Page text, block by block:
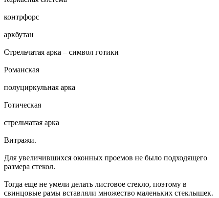
контрфорс
аркбутан
Стрельчатая арка – символ готики
Романская
полуциркульная арка
Готическая
стрельчатая арка
Витражи.
Для увеличившихся оконных проемов не было подходящего
размера стекол.
Тогда еще не умели делать листовое стекло, поэтому в
свинцовые рамы вставляли множество маленьких стеклышек.